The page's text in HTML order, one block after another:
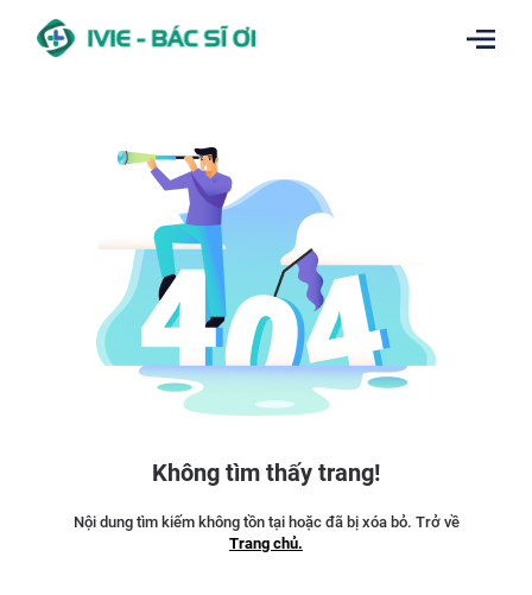
Không tìm thấy trang!
Nội dung tìm kiếm không tồn tại hoặc đã bị xóa bỏ. Trở về
Trang chủ.